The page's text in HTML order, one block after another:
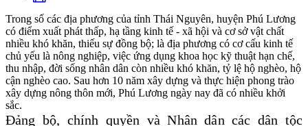
Trong số các địa phương của tỉnh Thái Nguyên, huyện Phú Lương
có điểm xuất phát thấp, hạ tầng kinh tế - xã hội và cơ sở vật chất
nhiều khó khăn, thiếu sự đồng bộ; là địa phương có cơ cấu kinh tế
chủ yếu là nông nghiệp, việc ứng dụng khoa học kỹ thuật hạn chế,
thu nhập, đời sống nhân dân còn nhiều khó khăn, tỷ lệ hộ nghèo, hộ
cận nghèo cao. Sau hơn 10 năm xây dựng và thực hiện phong trào
xây dựng nông thôn mới, Phú Lương ngày nay đã có nhiều khởi
sắc.
Đảng bộ, chính quyền và Nhân dân các dân tộc